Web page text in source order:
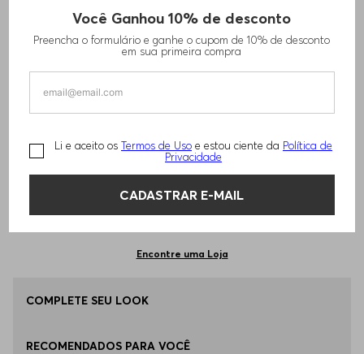
Você Ganhou 10% de desconto
Preencha o formulário e ganhe o cupom de 10% de desconto
em sua primeira compra
Li e aceito os Termos de Uso e estou ciente da Política de
Privacidade
CADASTRAR E-MAIL
BONÉ DE ALGODÃO TWILL COM SEIS
PAINÉIS E LOGO BORDADO
TAMANHO -ÚNICO Informações do Tamanho
Qual o seu Tamanho? Tabela de Tamanhos
ADICIONAR AO CARRINHO
Encontre uma Loja
COMPLETE SEU LOOK
RECOMENDADOS PARA VOCÊ